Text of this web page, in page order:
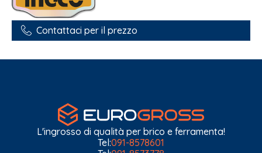
Contattaci per il prezzo
L'ingrosso di qualità per brico e ferramenta!
Tel:091-8578601